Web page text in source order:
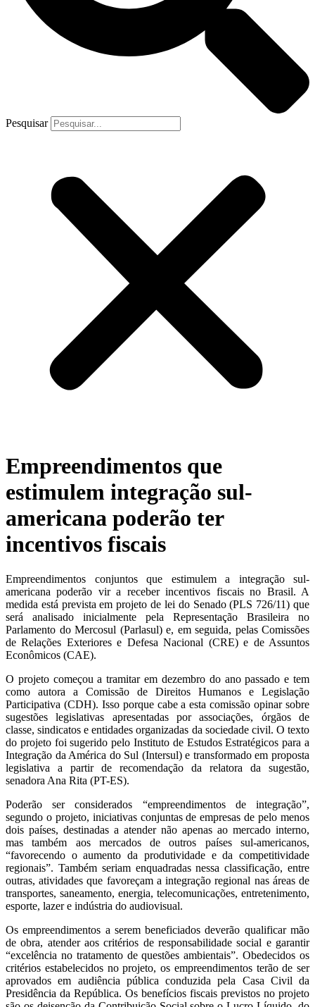
Pesquisar
Empreendimentos que
estimulem integração sul-
americana poderão ter
incentivos fiscais
Empreendimentos conjuntos que estimulem a integração sul-
americana poderão vir a receber incentivos fiscais no Brasil. A
medida está prevista em projeto de lei do Senado (PLS 726/11) que
será analisado inicialmente pela Representação Brasileira no
Parlamento do Mercosul (Parlasul) e, em seguida, pelas Comissões
de Relações Exteriores e Defesa Nacional (CRE) e de Assuntos
Econômicos (CAE).
O projeto começou a tramitar em dezembro do ano passado e tem
como autora a Comissão de Direitos Humanos e Legislação
Participativa (CDH). Isso porque cabe a esta comissão opinar sobre
sugestões legislativas apresentadas por associações, órgãos de
classe, sindicatos e entidades organizadas da sociedade civil. O texto
do projeto foi sugerido pelo Instituto de Estudos Estratégicos para a
Integração da América do Sul (Intersul) e transformado em proposta
legislativa a partir de recomendação da relatora da sugestão,
senadora Ana Rita (PT-ES).
Poderão ser considerados “empreendimentos de integração”,
segundo o projeto, iniciativas conjuntas de empresas de pelo menos
dois países, destinadas a atender não apenas ao mercado interno,
mas também aos mercados de outros países sul-americanos,
“favorecendo o aumento da produtividade e da competitividade
regionais”. Também seriam enquadradas nessa classificação, entre
outras, atividades que favoreçam a integração regional nas áreas de
transportes, saneamento, energia, telecomunicações, entretenimento,
esporte, lazer e indústria do audiovisual.
Os empreendimentos a serem beneficiados deverão qualificar mão
de obra, atender aos critérios de responsabilidade social e garantir
“excelência no tratamento de questões ambientais”. Obedecidos os
critérios estabelecidos no projeto, os empreendimentos terão de ser
aprovados em audiência pública conduzida pela Casa Civil da
Presidência da República. Os benefícios fiscais previstos no projeto